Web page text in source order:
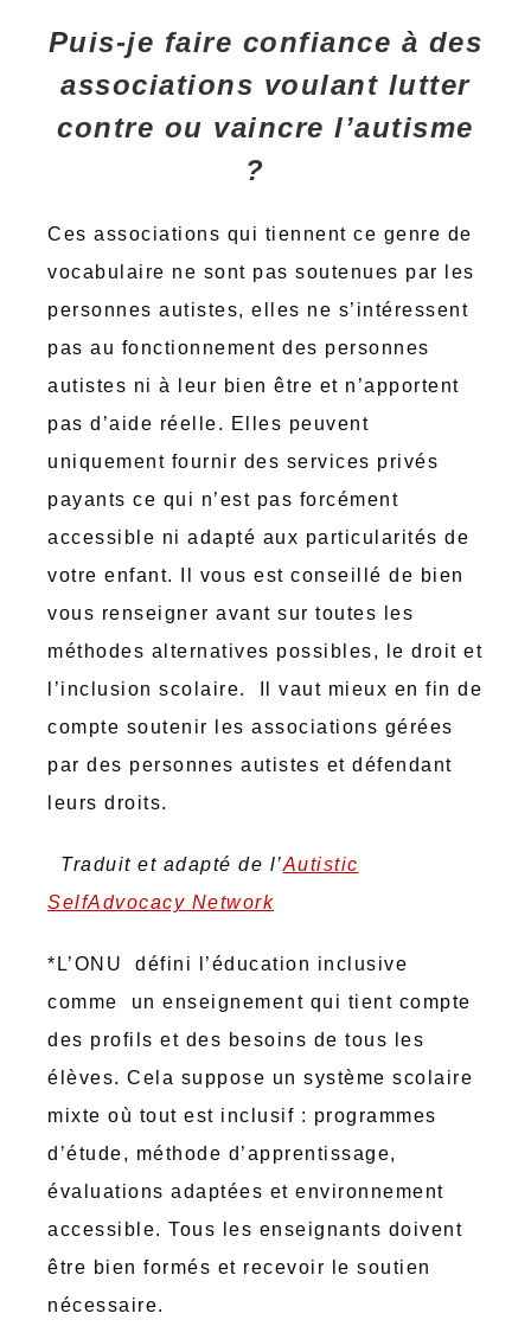
Puis-je faire confiance à des
associations voulant lutter
contre ou vaincre l’autisme
?
Ces associations qui tiennent ce genre de
vocabulaire ne sont pas soutenues par les
personnes autistes, elles ne s’intéressent
pas au fonctionnement des personnes
autistes ni à leur bien être et n’apportent
pas d’aide réelle. Elles peuvent
uniquement fournir des services privés
payants ce qui n’est pas forcément
accessible ni adapté aux particularités de
votre enfant. Il vous est conseillé de bien
vous renseigner avant sur toutes les
méthodes alternatives possibles, le droit et
l’inclusion scolaire. Il vaut mieux en fin de
compte soutenir les associations gérées
par des personnes autistes et défendant
leurs droits.
Traduit et adapté de l’Autistic
SelfAdvocacy Network
*L’ONU défini l’éducation inclusive
comme un enseignement qui tient compte
des profils et des besoins de tous les
élèves. Cela suppose un système scolaire
mixte où tout est inclusif : programmes
d’étude, méthode d’apprentissage,
évaluations adaptées et environnement
accessible. Tous les enseignants doivent
être bien formés et recevoir le soutien
nécessaire.